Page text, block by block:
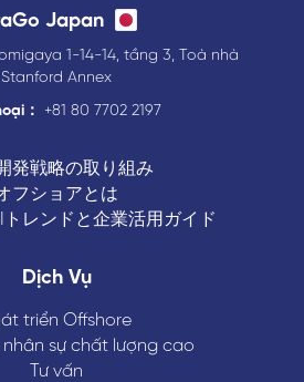
Japan
1-14-14, tầng 3, Toà nhà
Stanford Annex
：
+81 80 7702 2197
発戦略の取り組み
フショアとは
レンドと企業活用ガイド
Dịch Vụ
triển Offshore
sự chất lượng cao
Tư vấn